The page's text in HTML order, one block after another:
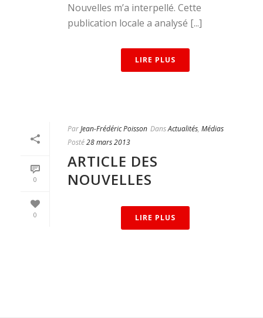
Nouvelles m’a interpellé. Cette
publication locale a analysé [...]
LIRE PLUS
0
0
ParJean-Frédéric Poisson DansActualités, Médias
Posté28 mars 2013
ARTICLE DES
NOUVELLES
LIRE PLUS